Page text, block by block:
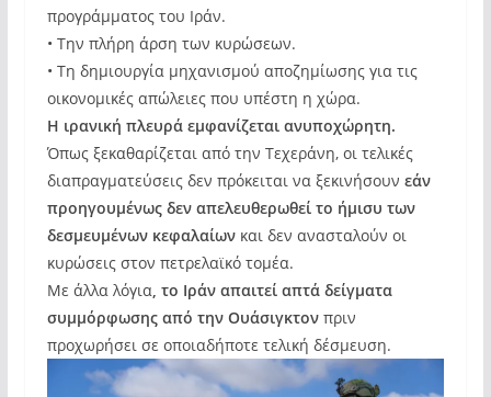
προγράμματος του Ιράν.
• Την πλήρη άρση των κυρώσεων.
• Τη δημιουργία μηχανισμού αποζημίωσης για τις
οικονομικές απώλειες που υπέστη η χώρα.
Η ιρανική πλευρά εμφανίζεται ανυποχώρητη.
Όπως ξεκαθαρίζεται από την Τεχεράνη, οι τελικές
διαπραγματεύσεις δεν πρόκειται να ξεκινήσουν εάν
προηγουμένως δεν απελευθερωθεί το ήμισυ των
δεσμευμένων κεφαλαίωνκαι δεν ανασταλούν οι
κυρώσεις στον πετρελαϊκό τομέα.
Με άλλα λόγια , το Ιράν απαιτεί απτά δείγματα
συμμόρφωσης από την Ουάσιγκτονπριν
προχωρήσει σε οποιαδήποτε τελική δέσμευση.